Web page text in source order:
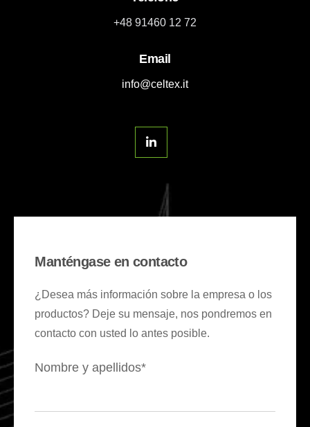
+48 91460 12 72
Email
info@celtex.it
Manténgase en contacto
¿Desea más información sobre la empresa o los
productos? Deje su mensaje, nos pondremos en
contacto con usted lo antes posible.
Nombre y apellidos*